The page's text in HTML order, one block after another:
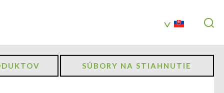
SÚBORY NA STIAHNUTIE